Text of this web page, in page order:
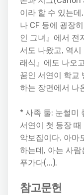
이라 할 수 있는
나 CF 등에 굉장
인 그녀』에서 전
서도 나왔고, 역
래식』에도 나오
꿈인 서연이 학교
하는 장면에서 나
* 사족 둘: 눈썰미
서연이 첫 등장
악보집이다. 아마
하는데, 아는 사
푸가다(...).
참고문헌